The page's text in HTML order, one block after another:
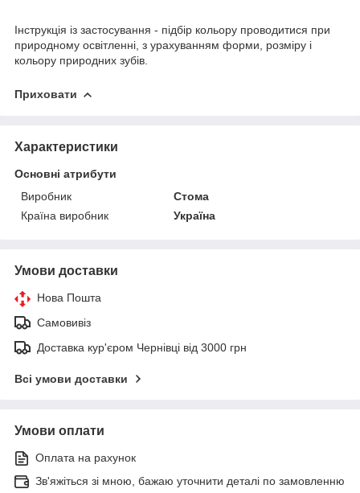
Інструкція із застосування - підбір кольору проводитися при
природному освітленні, з урахуванням форми, розміру і
кольору природних зубів.
Приховати
Характеристики
Основні атрибути
Виробник
Стома
Країна виробник
Україна
Умови доставки
Нова Пошта
Самовивіз
Доставка кур'єром Чернівці від 3000 грн
Всі умови доставки
Умови оплати
Оплата на рахунок
Зв'яжіться зі мною, бажаю уточнити деталі по замовленню